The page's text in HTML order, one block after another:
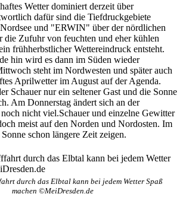
Wetter dominiert derzeit über
dafür sind die Tiefdruckgebiete
und "ERWIN" über der nördlichen
die Zufuhr von feuchten und eher kühlen
frühherbstlicher Wettereindruck entsteht.
hin wird es dann im Süden wieder
steht im Nordwesten und später auch
Aprilwetter im August auf der Agenda.
Schauer nur ein seltener Gast und die Sonne
Am Donnerstag ändert sich an der
nicht viel.Schauer und einzelne Gewitter
meist auf den Norden und Nordosten. Im
schon längere Zeit zeigen.
durch das Elbtal kann bei jedem Wetter Spaß
machen ©MeiDresden.de